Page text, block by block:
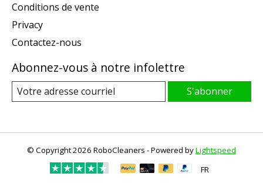
Conditions de vente
Privacy
Contactez-nous
Abonnez-vous à notre infolettre
S'abonner
© Copyright 2026 RoboCleaners - Powered byLightspeed
FR